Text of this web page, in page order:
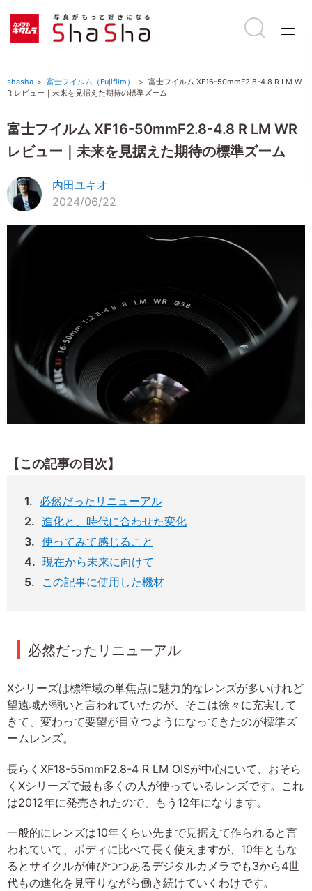
shasha 富士フイルム（Fujifilm）
富士フイルム XF16-50mmF2.8-4.8 R LM W
R レビュー｜未来を見据えた期待の標準ズーム
富士フイルム XF16-50mmF2.8-4.8 R LM WR
レビュー｜未来を見据えた期待の標準ズーム
内田ユキオ
2024/06/22
【この記事の目次】
必然だったリニューアル
進化と、時代に合わせた変化
使ってみて感じること
現在から未来に向けて
この記事に使用した機材
必然だったリニューアル
Xシリーズは標準域の単焦点に魅力的なレンズが多いけれど
望遠域が弱いと言われていたのが、そこは徐々に充実して
きて、変わって要望が目立つようになってきたのが標準ズ
ームレンズ。
長らくXF18-55mmF2.8-4 R LM OISが中心にいて、おそら
くXシリーズで最も多くの人が使っているレンズです。これ
は2012年に発売されたので、もう12年になります。
一般的にレンズは10年くらい先まで見据えて作られると言
われていて、ボディに比べて長く使えますが、10年ともな
るとサイクルが伸びつつあるデジタルカメラでも3から4世
代もの進化を見守りながら働き続けていくわけです。